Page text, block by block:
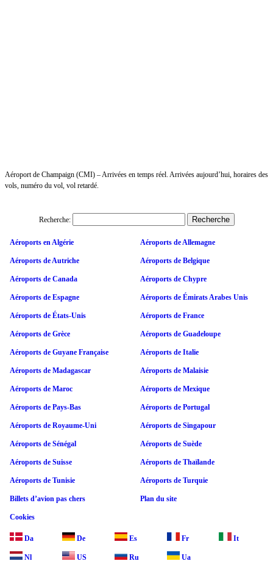
Aéroport de Champaign (CMI) – Arrivées en temps réel. Arrivées aujourd’hui, horaires des
vols, numéro du vol, vol retardé.
Recherche:
Aéroports en Algérie Aéroports de Allemagne
Aéroports de Autriche Aéroports de Belgique
Aéroports de Canada Aéroports de Chypre
Aéroports de Espagne Aéroports de Émirats Arabes Unis
Aéroports de États-Unis Aéroports de France
Aéroports de Grèce Aéroports de Guadeloupe
Aéroports de Guyane Française Aéroports de Italie
Aéroports de Madagascar Aéroports de Malaisie
Aéroports de Maroc Aéroports de Mexique
Aéroports de Pays-Bas Aéroports de Portugal
Aéroports de Royaume-Uni Aéroports de Singapour
Aéroports de Sénégal Aéroports de Suède
Aéroports de Suisse Aéroports de Thaïlande
Aéroports de Tunisie Aéroports de Turquie
Billets d’avion pas chers Plan du site
Cookies
Da De Es Fr It
Nl US Ru Ua